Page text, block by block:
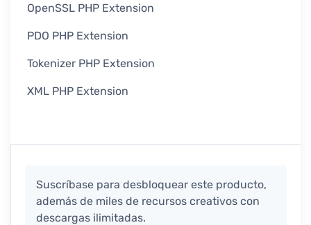
OpenSSL PHP Extension
PDO PHP Extension
Tokenizer PHP Extension
XML PHP Extension
Suscríbase para desbloquear este producto,
además de miles de recursos creativos con
descargas ilimitadas.